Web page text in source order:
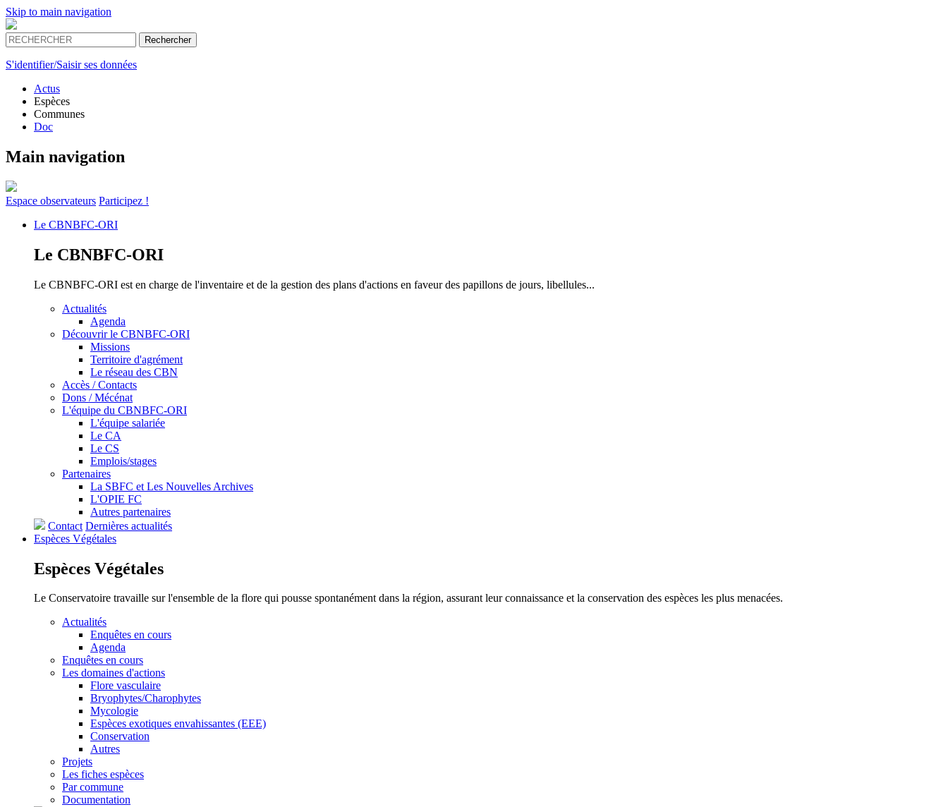
Skip to main navigation
S'identifier/Saisir ses données
Actus
Espèces
Communes
Doc
Main navigation
Espace observateurs Participez !
Le CBNBFC-ORI
Le CBNBFC-ORI
Le CBNBFC-ORI est en charge de l'inventaire et de la gestion des plans d'actions en faveur des papillons de jours, libellules...
Actualités
Agenda
Découvrir le CBNBFC-ORI
Missions
Territoire d'agrément
Le réseau des CBN
Accès / Contacts
Dons / Mécénat
L'équipe du CBNBFC-ORI
L'équipe salariée
Le CA
Le CS
Emplois/stages
Partenaires
La SBFC et Les Nouvelles Archives
L'OPIE FC
Autres partenaires
Contact Dernières actualités
Espèces Végétales
Espèces Végétales
Le Conservatoire travaille sur l'ensemble de la flore qui pousse spontanément dans la région, assurant leur connaissance et la conservation des espèces les plus menacées.
Actualités
Enquêtes en cours
Agenda
Enquêtes en cours
Les domaines d'actions
Flore vasculaire
Bryophytes/Charophytes
Mycologie
Espèces exotiques envahissantes (EEE)
Conservation
Autres
Projets
Les fiches espèces
Par commune
Documentation